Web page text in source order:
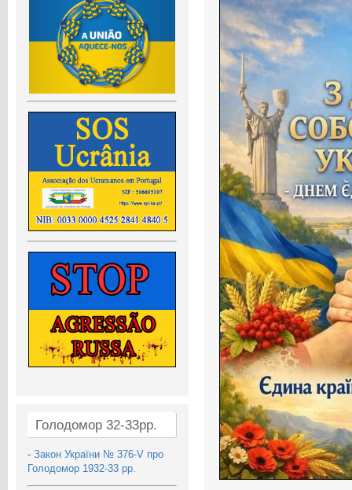
Голодомор 32-33рр.
- Закон України № 376-V про
Голодомор 1932-33 рр.